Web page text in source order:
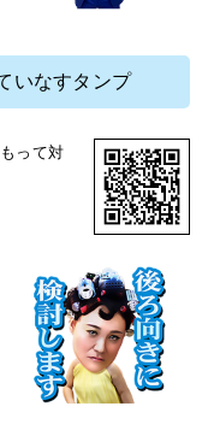
いなすタンプ
って対